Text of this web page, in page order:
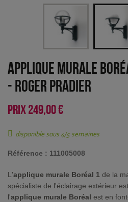
Applique murale
- Roger Pradier
PRIX249,00 €
disponible sous 4/5 semaines
Référence : 111005008
L'applique murale Boréal 1 de la
spécialiste de l'éclairage extérieur
l'applique murale Boréal est en